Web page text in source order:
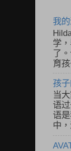
我
学
了
育
孩
当
语
语
中